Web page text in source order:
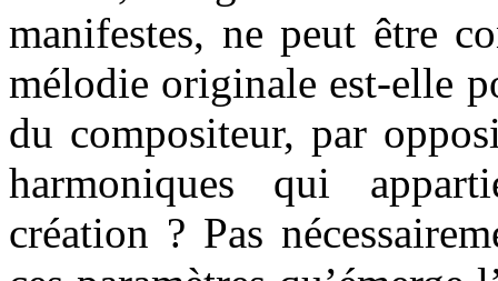
manifestes, ne peut être
mélodie originale est-elle
du compositeur, par
harmoniques qui
création ? Pas